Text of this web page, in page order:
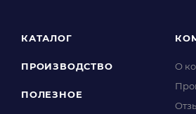
КАТАЛОГ
ПРОИЗВОДСТВО
ПОЛЕЗНОЕ
О